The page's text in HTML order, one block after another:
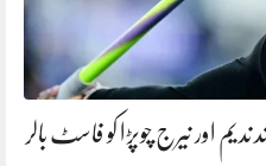
ندیم اور نیرج چوپڑا کو فاسٹ بالر